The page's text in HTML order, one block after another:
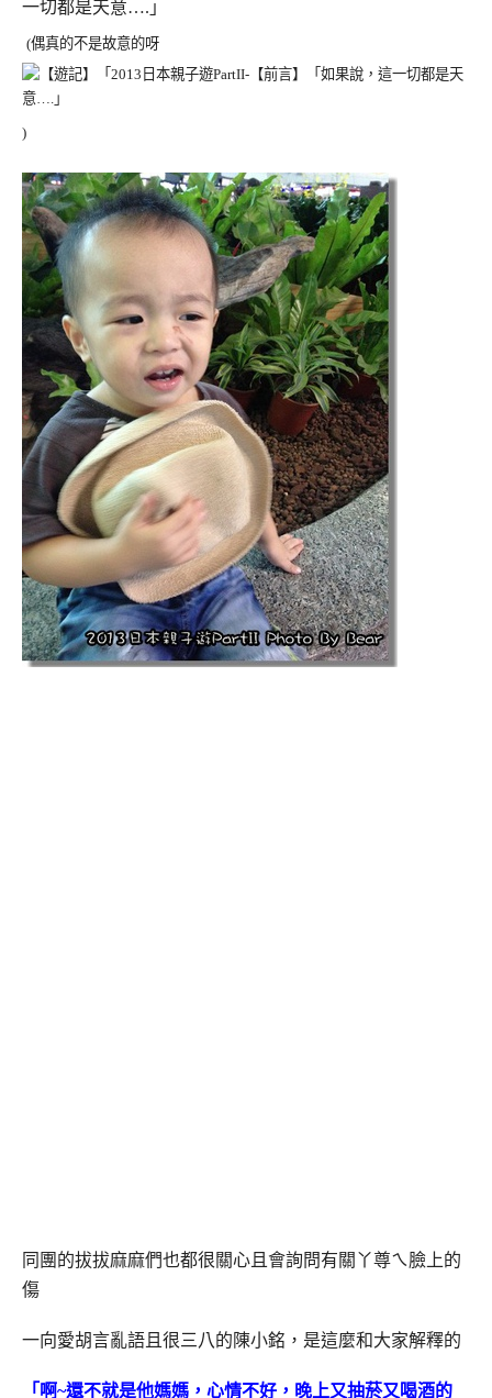
(偶真的不是故意的呀
)
同團的拔拔麻麻們也都很關心且會詢問有關丫尊ㄟ臉上的
傷
一向愛胡言亂語且很三八的陳小銘，是這麼和大家解釋的
「啊~還不就是他媽媽，心情不好，晚上又抽菸又喝酒的